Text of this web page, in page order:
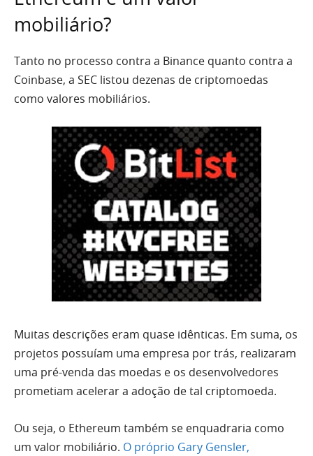
mobiliário?
Tanto no processo contra a Binance quanto contra a
Coinbase, a SEC listou dezenas de criptomoedas
como valores mobiliários.
Muitas descrições eram quase idênticas. Em suma, os
projetos possuíam uma empresa por trás, realizaram
uma pré-venda das moedas e os desenvolvedores
prometiam acelerar a adoção de tal criptomoeda.
Ou seja, o Ethereum também se enquadraria como
um valor mobiliário. O próprio Gary Gensler,